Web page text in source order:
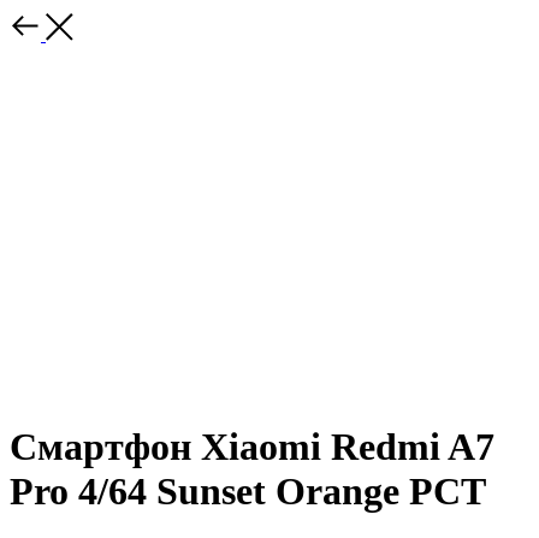
Смартфон Xiaomi Redmi A7
Pro 4/64 Sunset Orange РСТ